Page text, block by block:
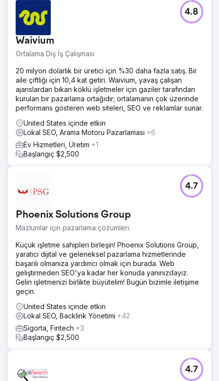
Bu proje, var olmayan bir markayı yerel pazar liderine
dönüştürdü. Web sitesi artık Chicago'nun en yüksek
değerli pencere anahtar kelimeleri için arama
sonuçlarında en üst sıralarda yer alıyor. Bunun doğrudan
bir sonucu olarak, müşteri şu anda yalnızca organik trafik
yoluyla ayda yüzlerce nitelikli potansiyel müşteri elde
sıralarda yer alan sitelerden biri haline getirmeyi başardık.
Ajans sayfasına git
Waivium
Ortalama Dış İş Çalışması
4.8
20 milyon dolarlık bir üretici için %30 daha fazla satış. Bir
aile çiftliği için 10,4 kat getiri. Waivium, yavaş çalışan
ajanslardan bıkan köklü işletmeler için gaziler tarafından
kurulan bir pazarlama ortağıdır; ortalamanın çok üzerinde
performans gösteren web siteleri, SEO ve reklamlar sunar.
United States içinde etkin
Lokal SEO, Arama Motoru Pazarlaması +6
Ev Hizmetleri, Üretim +1
Başlangıç $2,500
Phoenix Solutions Group
Mazlumlar için pazarlama çözümleri.
4.7
Küçük işletme sahipleri birleşin! Phoenix Solutions Group,
yaratıcı dijital ve geleneksel pazarlama hizmetlerinde
başarılı olmanıza yardımcı olmak için burada. Web
geliştirmeden SEO'ya kadar her konuda yanınızdayız.
Gelin işletmenizi birlikte büyütelim! Bugün bizimle iletişime
geçin.
United States içinde etkin
Lokal SEO, Backlink Yönetimi +42
Sigorta, Fintech +3
Başlangıç $2,500
4.7